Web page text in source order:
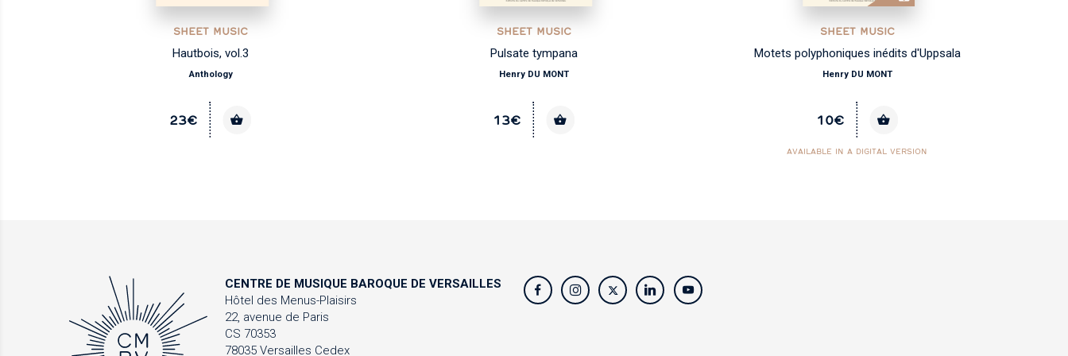
SHEET MUSIC
Hautbois, vol.3
Anthology
23€
SHEET MUSIC
Pulsate tympana
Henry DU MONT
13€
SHEET MUSIC
Motets polyphoniques inédits d'Uppsala
Henry DU MONT
10€
AVAILABLE IN A DIGITAL VERSION
CENTRE DE MUSIQUE BAROQUE DE VERSAILLES
Hôtel des Menus-Plaisirs
22, avenue de Paris
CS 70353
78035 Versailles Cedex